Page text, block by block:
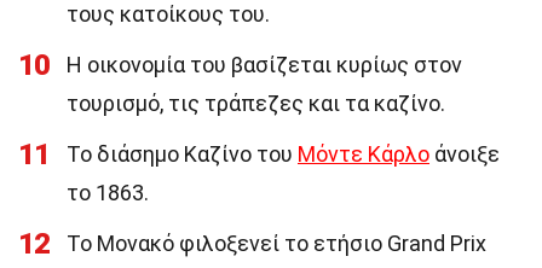
τους κατοίκους του.
10
Η οικονομία του βασίζεται κυρίως στον
τουρισμό, τις τράπεζες και τα καζίνο.
11 Το διάσημο Καζίνο του Μόντε Κάρλο άνοιξε
το 1863.
12
Το Μονακό φιλοξενεί το ετήσιο Grand Prix